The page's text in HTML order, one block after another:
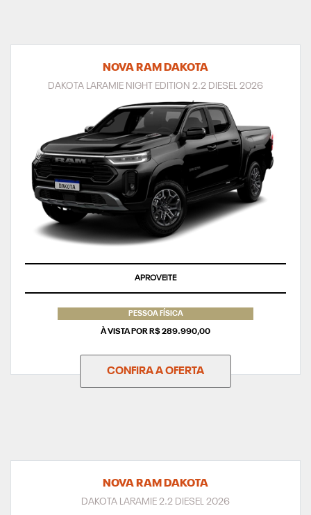
NOVA RAM DAKOTA
DAKOTA LARAMIE NIGHT EDITION 2.2 DIESEL 2026
APROVEITE
PESSOA FÍSICA
À VISTA POR R$ 289.990,00
CONFIRA A OFERTA
NOVA RAM DAKOTA
DAKOTA LARAMIE 2.2 DIESEL 2026